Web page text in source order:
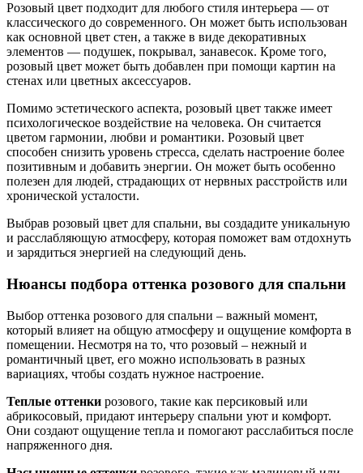
Розовый цвет подходит для любого стиля интерьера — от
классического до современного. Он может быть использован
как основной цвет стен, а также в виде декоративных
элементов — подушек, покрывал, занавесок. Кроме того,
розовый цвет может быть добавлен при помощи картин на
стенах или цветных аксессуаров.
Помимо эстетического аспекта, розовый цвет также имеет
психологическое воздействие на человека. Он считается
цветом гармонии, любви и романтики. Розовый цвет
способен снизить уровень стресса, сделать настроение более
позитивным и добавить энергии. Он может быть особенно
полезен для людей, страдающих от нервных расстройств или
хронической усталости.
Выбрав розовый цвет для спальни, вы создадите уникальную
и расслабляющую атмосферу, которая поможет вам отдохнуть
и зарядиться энергией на следующий день.
Нюансы подбора оттенка розового для спальни
Выбор оттенка розового для спальни – важный момент,
который влияет на общую атмосферу и ощущение комфорта в
помещении. Несмотря на то, что розовый – нежный и
романтичный цвет, его можно использовать в разных
вариациях, чтобы создать нужное настроение.
Теплые оттенки розового, такие как персиковый или
абрикосовый, придают интерьеру спальни уют и комфорт.
Они создают ощущение тепла и помогают расслабиться после
напряженного дня.